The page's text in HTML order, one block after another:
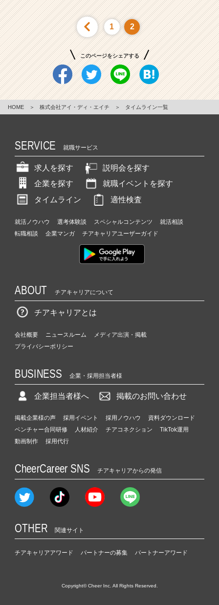
1 2
このページをシェアする
HOME ＞ 株式会社アイ・ディ・エイチ ＞ タイムライン一覧
SERVICE 就職サービス
求人を探す
説明会を探す
企業を探す
就職イベントを探す
タイムライン
適性検査
就活ノウハウ 選考体験談 スペシャルコンテンツ
就活相談
転職相談
企業マンガ チアキャリアユーザーガイド
ABOUT チアキャリアについて
チアキャリアとは
会社概要 ニュースルーム
メディア出演・掲載
プライバシーポリシー
BUSINESS 企業・採用担当者様
企業担当者様へ 掲載のお問い合わせ
掲載企業様の声 採用イベント 採用ノウハウ
資料ダウンロード
ベンチャー合同研修
人材紹介 チアコネクション
TikTok運用
動画制作
採用代行
CheerCareer SNS チアキャリアからの発信
OTHER 関連サイト
チアキャリアアワード パートナーの募集 パートナーアワード
Copyright© Cheer Inc. All Rights Reserved.